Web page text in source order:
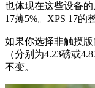
也体现在这些设备的
17薄5%。XPS 17的
如果你选择非触摸
（分别为4.23磅或
不变。